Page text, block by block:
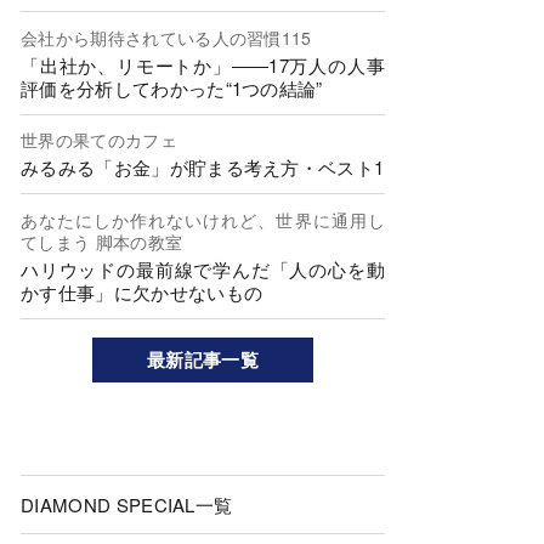
会社から期待されている人の習慣115
「出社か、リモートか」――17万人の人事
評価を分析してわかった“1つの結論”
世界の果てのカフェ
みるみる「お金」が貯まる考え方・ベスト1
あなたにしか作れないけれど、世界に通用し
てしまう 脚本の教室
ハリウッドの最前線で学んだ「人の心を動
かす仕事」に欠かせないもの
最新記事一覧
DIAMOND SPECIAL一覧